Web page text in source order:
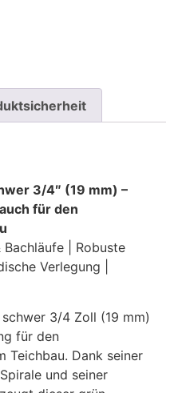
3/4″ (19 mm) –
für den
Bachläufe | Robuste
Verlegung |
schwer 3/4 Zoll (19 mm)
für den
Teichbau. Dank seiner
und seiner